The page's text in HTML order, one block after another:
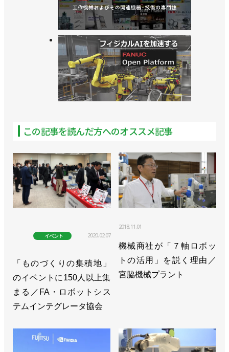
この記事を読んだ方へのオススメ記事
イベント 2020.02.07
「ものづくりの集積地」
のイベントに150人以上集
まる／FA・ロボットシス
テムインテグレータ協会
2018.11.01
機械商社が「７軸ロボッ
トの活用」を説く理由／
宮脇機械プラント